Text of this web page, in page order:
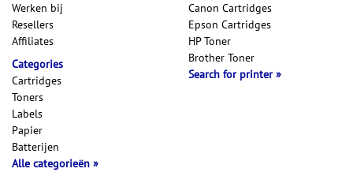
Werken bij
Resellers
Affiliates
Categories
Cartridges
Toners
Labels
Papier
Batterijen
Alle categorieën
Canon Cartridges
Epson Cartridges
HP Toner
Brother Toner
Search for printer